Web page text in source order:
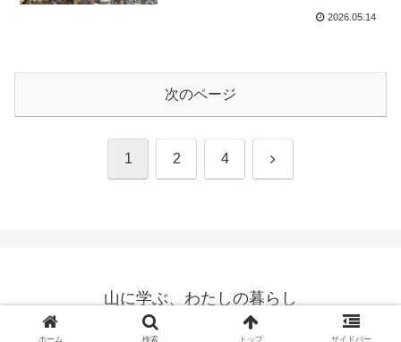
2026.05.14
次のページ
1 2 4 次
山に学ぶ、わたしの暮らし
© 2025 山に学ぶ、わたしの暮らし.
ホーム 検索 トップ サイドバー